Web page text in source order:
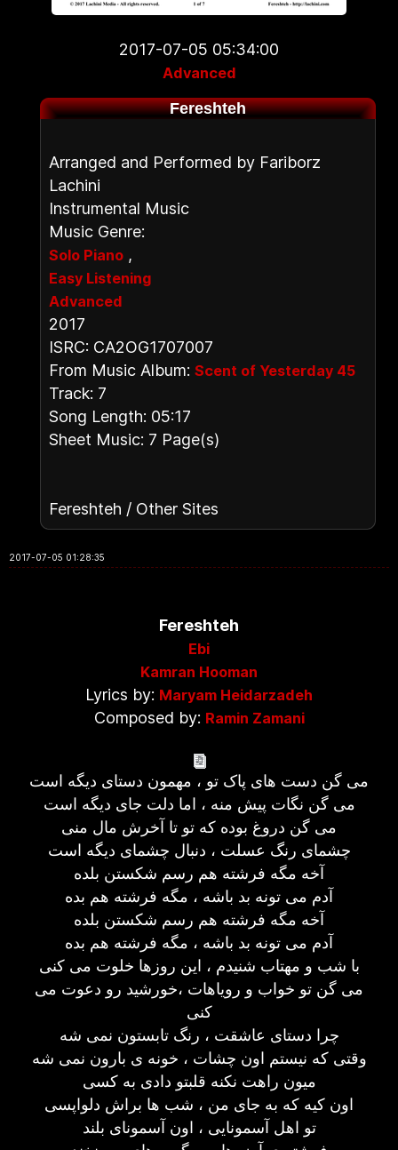
2017-07-05 05:34:00
Advanced
Fereshteh
Arranged and Performed by Fariborz
Lachini
Instrumental Music
Music Genre:
Solo Piano ,
Easy Listening
Advanced
2017
ISRC: CA2OG1707007
From Music Album: Scent of Yesterday 45
Track: 7
Song Length: 05:17
Sheet Music: 7 Page(s)
Fereshteh / Other Sites
2017-07-05 01:28:35
Fereshteh
Ebi
Kamran Hooman
Lyrics by: Maryam Heidarzadeh
Composed by: Ramin Zamani
می گن دست های پاک تو ، مهمون دستای دیگه است
می گن نگات پیش منه ، اما دلت جای دیگه است
می گن دروغ بوده که تو تا آخرش مال منی
چشمای رنگ عسلت ، دنبال چشمای دیگه است
آخه مگه فرشته هم رسم شکستن بلده
آدم می تونه بد باشه ، مگه فرشته هم بده
آخه مگه فرشته هم رسم شکستن بلده
آدم می تونه بد باشه ، مگه فرشته هم بده
با شب و مهتاب شنیدم ، این روزها خلوت می کنی
می گن تو خواب و رویاهات ،خورشید رو دعوت می
کنی
چرا دستای عاشقت ، رنگ تابستون نمی شه
وقتی که نیستم اون چشات ، خونه ی بارون نمی شه
میون راهت نکنه قلبتو دادی به کسی
اون کیه که به جای من ، شب ها براش دلواپسی
تو اهل آسمونایی ، اون آسمونای بلند